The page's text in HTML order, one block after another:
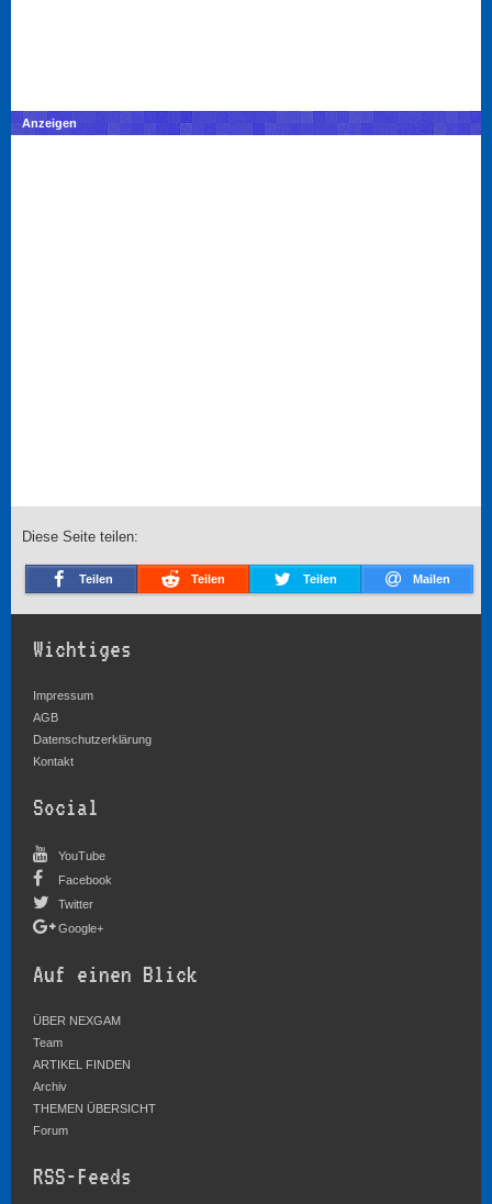
Anzeigen
Diese Seite teilen:
Teilen Teilen Teilen Mailen
Wichtiges
Impressum
AGB
Datenschutzerklärung
Kontakt
Social
YouTube
Facebook
Twitter
Google+
Auf einen Blick
ÜBER NEXGAM
Team
ARTIKEL FINDEN
Archiv
THEMEN ÜBERSICHT
Forum
RSS-Feeds